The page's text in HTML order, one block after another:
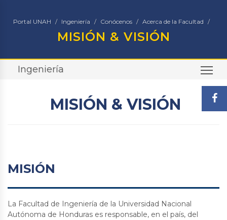
Portal UNAH Ingeniería Conócenos Acerca de la Facultad
MISIÓN & VISIÓN
Ingeniería
MISIÓN & VISIÓN
MISIÓN
La Facultad de Ingeniería de la Universidad Nacional
Autónoma de Honduras es responsable, en el país, del